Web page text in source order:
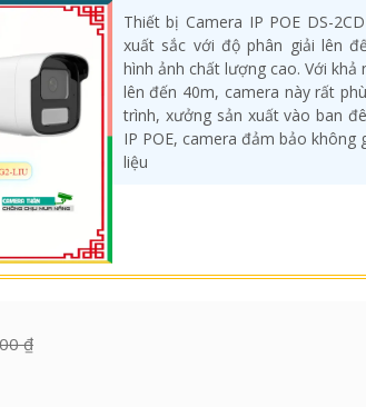
Thiết bị Camera IP POE DS-
xuất sắc với độ phân giải lên
hình ảnh chất lượng cao. Với khả
lên đến 40m, camera này rất
trình, xưởng sản xuất vào ban
IP POE, camera đảm bảo
liệu
₫